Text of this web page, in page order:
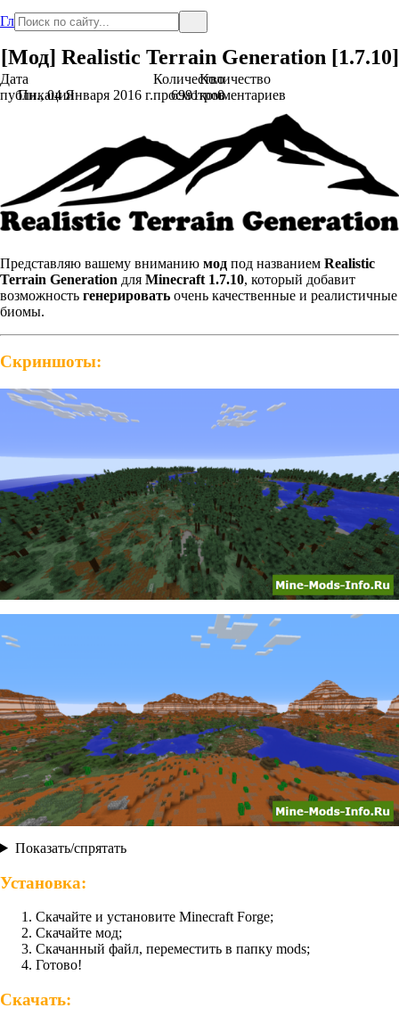
Главная
[Мод] Realistic Terrain Generation [1.7.10]
Дата
публикации
Пн., 04 Января 2016 г.
Количество
просмотров
6991
Количество
комментариев
0
Представляю вашему вниманию мод под названием Realistic
Terrain Generation для Minecraft 1.7.10, который добавит
возможность генерировать очень качественные и реалистичные
биомы.
Скриншоты:
Показать/спрятать
Установка:
Скачайте и установите Minecraft Forge;
Скачайте мод;
Скачанный файл, переместить в папку mods;
Готово!
Скачать: